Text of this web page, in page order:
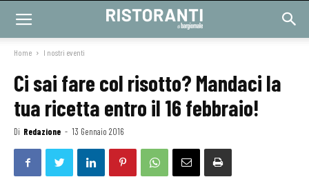
Home I nostri eventi
Ci sai fare col risotto? Mandaci la
tua ricetta entro il 16 febbraio!
Di Redazione - 13 Gennaio 2016